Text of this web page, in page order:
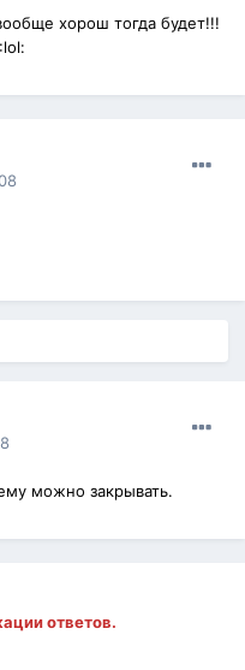
хорош тогда будет!!!
можно закрывать.
ответов.